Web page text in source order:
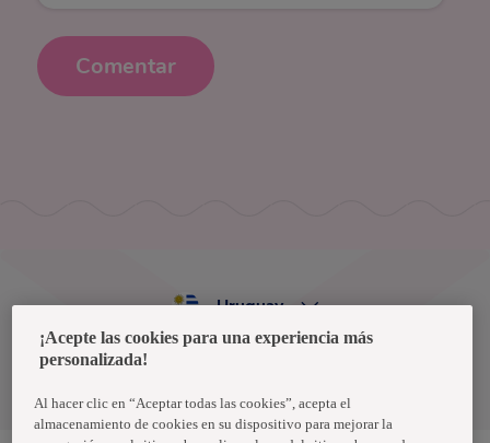
Comentar
Política de privacidad de datos
Uruguay
¡Acepte las cookies para una experiencia más
personalizada!
Al hacer clic en “Aceptar todas las cookies”, acepta el
almacenamiento de cookies en su dispositivo para mejorar la